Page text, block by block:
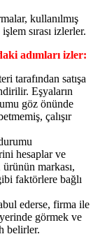
kullanılmış
sırası izlerler.
adımları izler:
tarafından satışa
Eşyaların
göz önünde
çalışır
hesaplar ve
markası,
faktörlere bağlı
ederse, firma ile
görmek ve
belirler.